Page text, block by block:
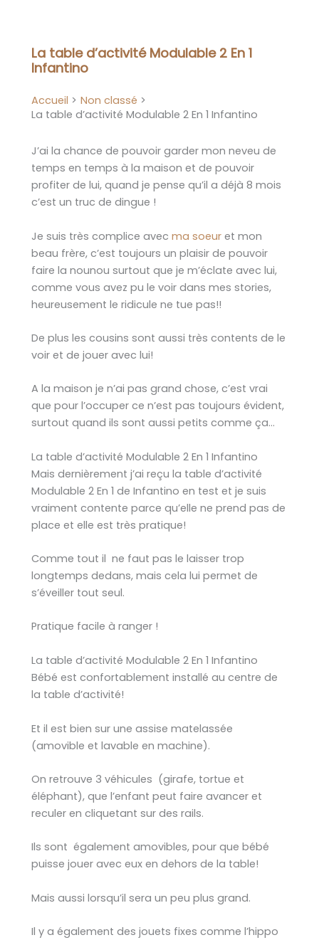
La table d’activité Modulable 2 En 1
Infantino
Accueil
Non classé
La table d’activité Modulable 2 En 1 Infantino
J’ai la chance de pouvoir garder mon neveu de
temps en temps à la maison et de pouvoir
profiter de lui, quand je pense qu’il a déjà 8 mois
c’est un truc de dingue !
Je suis très complice avec ma soeur et mon
beau frère, c’est toujours un plaisir de pouvoir
faire la nounou surtout que je m’éclate avec lui,
comme vous avez pu le voir dans mes stories,
heureusement le ridicule ne tue pas!!
De plus les cousins sont aussi très contents de le
voir et de jouer avec lui!
A la maison je n’ai pas grand chose, c’est vrai
que pour l’occuper ce n’est pas toujours évident,
surtout quand ils sont aussi petits comme ça…
La table d’activité Modulable 2 En 1 Infantino
Mais dernièrement j’ai reçu la table d’activité
Modulable 2 En 1 de Infantino en test et je suis
vraiment contente parce qu’elle ne prend pas de
place et elle est très pratique!
Comme tout il ne faut pas le laisser trop
longtemps dedans, mais cela lui permet de
s’éveiller tout seul.
Pratique facile à ranger !
La table d’activité Modulable 2 En 1 Infantino
Bébé est confortablement installé au centre de
la table d’activité!
Et il est bien sur une assise matelassée
(amovible et lavable en machine).
On retrouve 3 véhicules (girafe, tortue et
éléphant), que l’enfant peut faire avancer et
reculer en cliquetant sur des rails.
Ils sont également amovibles, pour que bébé
puisse jouer avec eux en dehors de la table!
Mais aussi lorsqu’il sera un peu plus grand.
Il y a également des jouets fixes comme l’hippo